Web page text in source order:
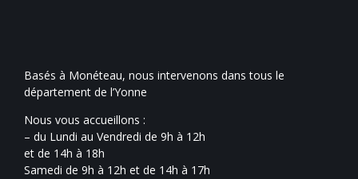
Basés à Monéteau, nous intervenons dans tous le
département de l’Yonne
Nous vous accueillons :
– du Lundi au Vendredi de 9h à 12h
et de 14h à 18h
Samedi de 9h à 12h et de 14h à 17h